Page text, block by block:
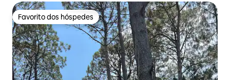
Favorito dos hóspedes
Favorito dos hóspedes